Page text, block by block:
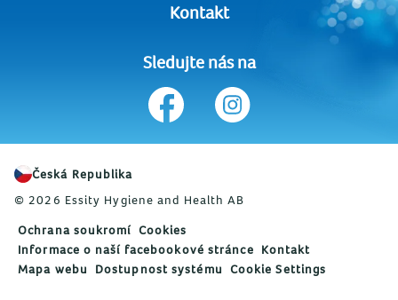
Kontakt
Sledujte nás na
Česká Republika
© 2026 Essity Hygiene and Health AB
Ochrana soukromí Cookies
Informace o naší facebookové stránce Kontakt
Mapa webu
Dostupnost systému Cookie Settings